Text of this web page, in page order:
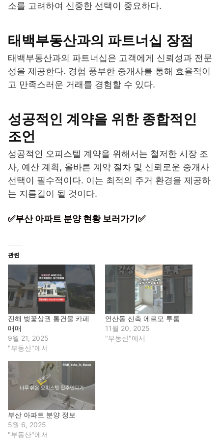
소를 고려하여 신중한 선택이 중요하다.
태백부동산과의 파트너십 장점
태백부동산과의 파트너십은 고객에게 신뢰성과 전문
성을 제공한다. 경험 풍부한 중개사를 통해 효율적이
고 만족스러운 거래를 경험할 수 있다.
성공적인 계약을 위한 종합적인
조언
성공적인 오피스텔 계약을 위해서는 철저한 시장 조
사, 예산 계획, 올바른 계약 절차 및 신뢰로운 중개사
선택이 필수적이다. 이는 최적의 주거 환경을 제공하
는 지름길이 될 것이다.
✅부산 아파트 분양 현황 보러가기✅
관련
진해 벚꽃상권 통건물 카페
매매
9월 21, 2025
"부동산"에서
연산동 신축 에르모 투룸
11월 20, 2025
"부동산"에서
부산 아파트 분양 정보
5월 6, 2025
"부동산"에서